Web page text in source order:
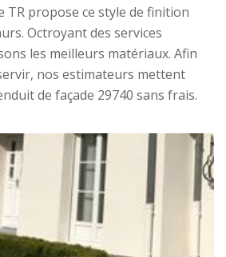
TR propose ce style de finition
Octroyant des services
les meilleurs matériaux. Afin
nos estimateurs mettent
de façade 29740 sans frais.